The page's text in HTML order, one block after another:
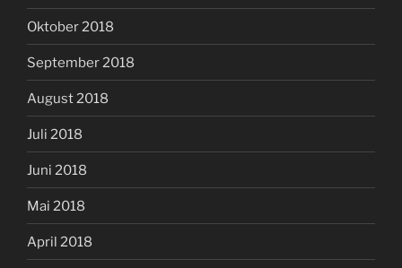
Oktober 2018
September 2018
August 2018
Juli 2018
Juni 2018
Mai 2018
April 2018